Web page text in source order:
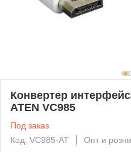
Конвертер
ATEN VC985
Под заказ
Код: VC985-AT
Опт и